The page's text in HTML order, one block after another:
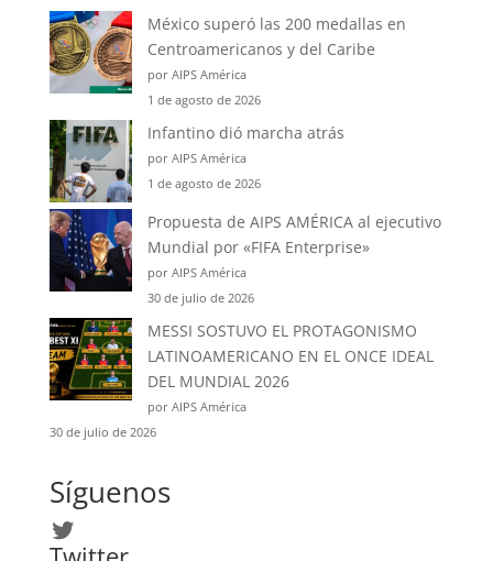
México superó las 200 medallas en
Centroamericanos y del Caribe
por AIPS América
1 de agosto de 2026
Infantino dió marcha atrás
por AIPS América
1 de agosto de 2026
Propuesta de AIPS AMÉRICA al ejecutivo
Mundial por «FIFA Enterprise»
por AIPS América
30 de julio de 2026
MESSI SOSTUVO EL PROTAGONISMO
LATINOAMERICANO EN EL ONCE IDEAL
DEL MUNDIAL 2026
por AIPS América
30 de julio de 2026
Síguenos
Twitter